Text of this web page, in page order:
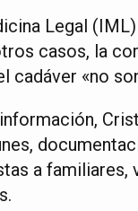
Legal
casos, la
«no
a